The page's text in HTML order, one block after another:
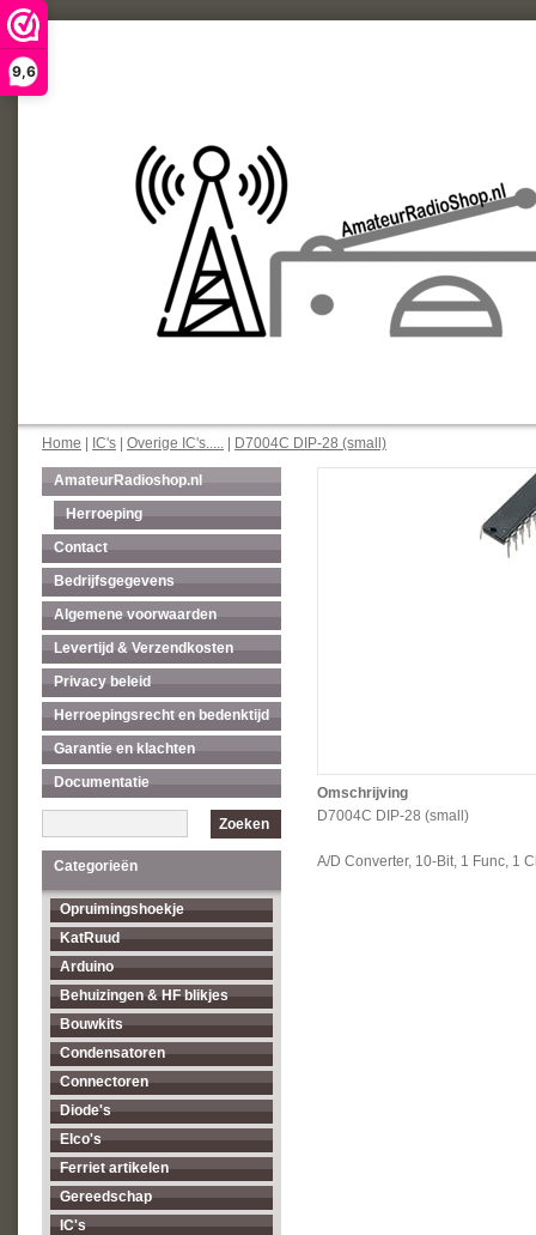
9,6
Home IC's Overige IC's..... D7004C DIP-28 (small)
AmateurRadioshop.nl
Herroeping
Contact
Bedrijfsgegevens
Algemene voorwaarden
Levertijd & Verzendkosten
Privacy beleid
Herroepingsrecht en bedenktijd
Garantie en klachten
Documentatie
Zoeken
Categorieën
Opruimingshoekje
KatRuud
Arduino
Behuizingen & HF blikjes
Bouwkits
Condensatoren
Connectoren
Diode's
Elco's
Ferriet artikelen
Gereedschap
IC's
Omschrijving
D7004C DIP-28 (small)
A/D Converter, 10-Bit, 1 Func, 1